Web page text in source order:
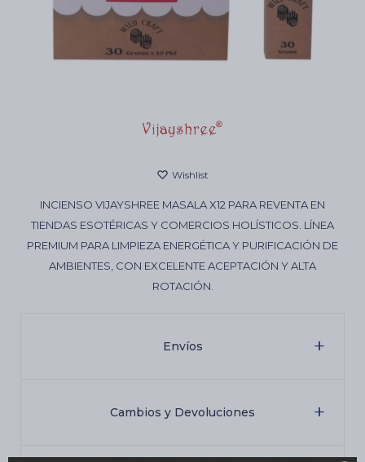
INCIENSO VIJAYSHREE MASALA X12 PARA REVENTA EN
TIENDAS ESOTÉRICAS Y COMERCIOS HOLÍSTICOS. LÍNEA
PREMIUM PARA LIMPIEZA ENERGÉTICA Y PURIFICACIÓN DE
AMBIENTES, CON EXCELENTE ACEPTACIÓN Y ALTA
ROTACIÓN.
Envíos
Cambios y Devoluciones
Cartas de Tarot
Aromatizantes de ambientes
Artículos Esotéricos